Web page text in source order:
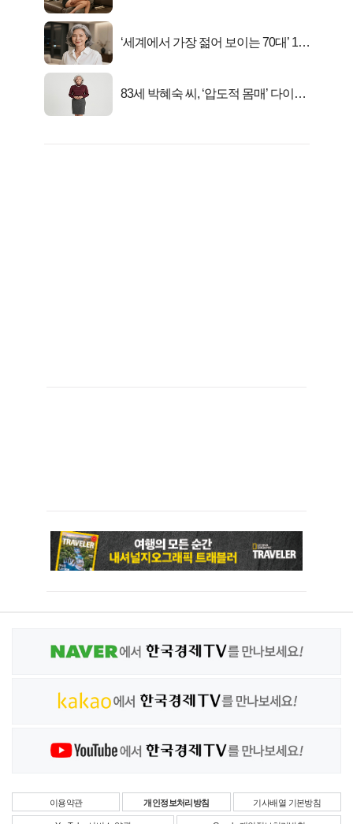
‘세계에서 가장 젊어 보이는 70대’ 1위
83세 박혜숙 씨, ‘압도적 몸매’ 다이어
이용약관 개인정보처리방침 기사배열 기본방침